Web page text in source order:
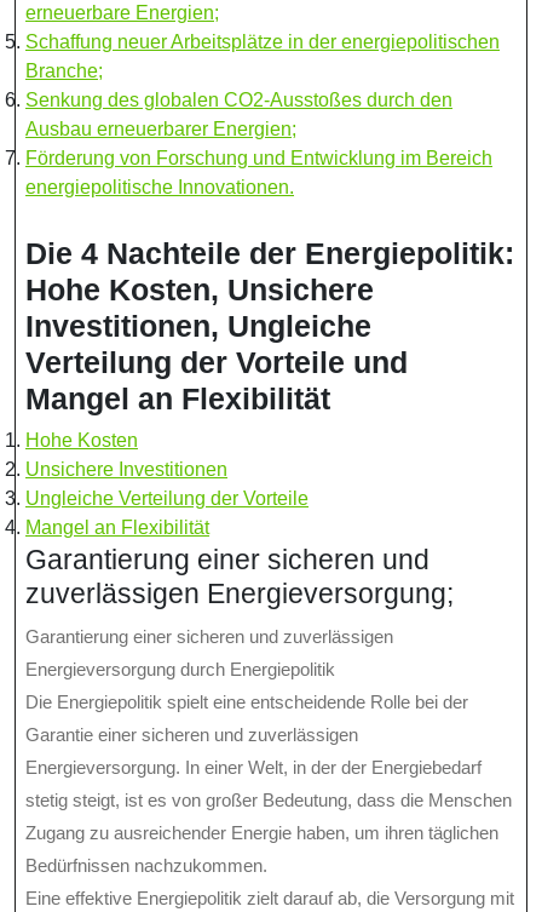
erneuerbare Energien;
Schaffung neuer Arbeitsplätze in der energiepolitischen
Branche;
Senkung des globalen CO2-Ausstoßes durch den
Ausbau erneuerbarer Energien;
Förderung von Forschung und Entwicklung im Bereich
energiepolitische Innovationen.
Die 4 Nachteile der Energiepolitik:
Hohe Kosten, Unsichere
Investitionen, Ungleiche
Verteilung der Vorteile und
Mangel an Flexibilität
Hohe Kosten
Unsichere Investitionen
Ungleiche Verteilung der Vorteile
Mangel an Flexibilität
Garantierung einer sicheren und
zuverlässigen Energieversorgung;
Garantierung einer sicheren und zuverlässigen
Energieversorgung durch Energiepolitik
Die Energiepolitik spielt eine entscheidende Rolle bei der
Garantie einer sicheren und zuverlässigen
Energieversorgung. In einer Welt, in der der Energiebedarf
stetig steigt, ist es von großer Bedeutung, dass die Menschen
Zugang zu ausreichender Energie haben, um ihren täglichen
Bedürfnissen nachzukommen.
Eine effektive Energiepolitik zielt darauf ab, die Versorgung mit